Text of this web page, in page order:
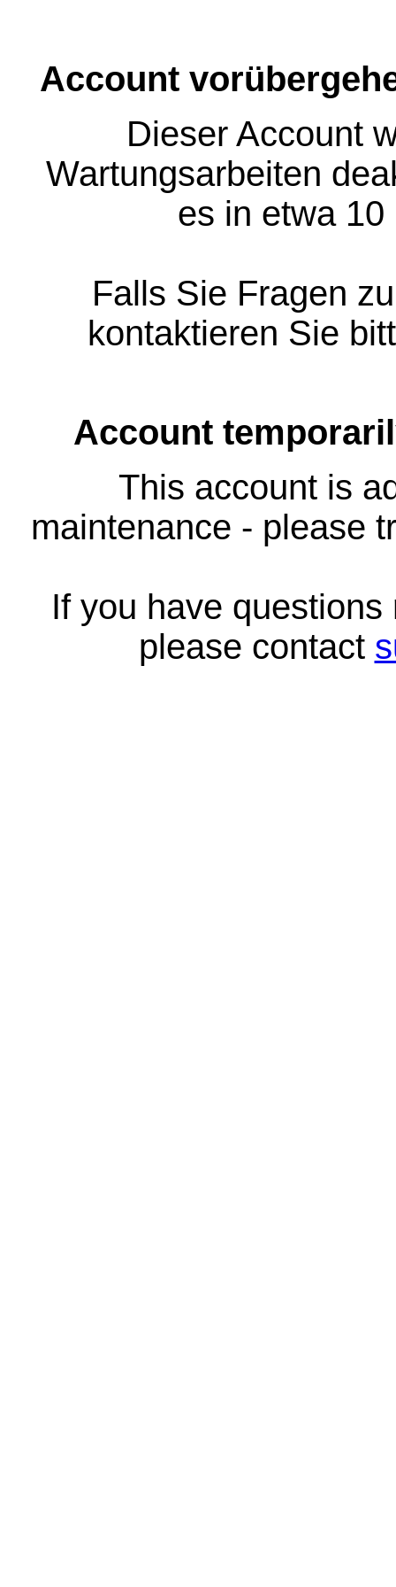
Account
Dieser Account
Wartungsarbeiten
es in etwa
Falls Sie Fragen
kontaktieren Sie
Account
This account is
maintenance - please
If you have
please contact